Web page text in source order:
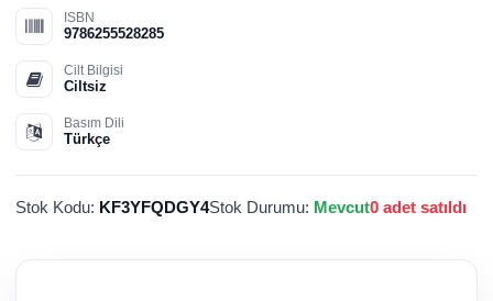
ISBN
9786255528285
Cilt Bilgisi
Ciltsiz
Basım Dili
Türkçe
Stok Kodu: KF3YFQDGY4Stok Durumu: Mevcut0 adet satıldı